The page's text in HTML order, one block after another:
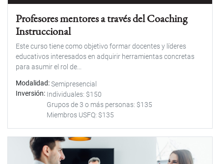
Profesores mentores a través del Coaching
Instruccional
Este curso tiene como objetivo formar docentes y líderes
educativos interesados en adquirir herramientas concretas
para asumir el rol de...
Modalidad Semipresencial
Inversión Individuales: $150
Grupos de 3 o más personas: $135
Miembros USFQ: $135